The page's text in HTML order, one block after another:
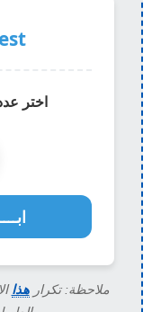
اختر
CDL
ملاحظة: تكرارهذا